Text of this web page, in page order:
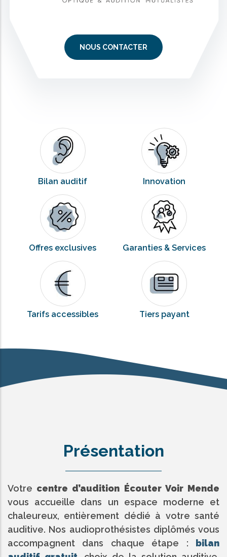
NOUS CONTACTER
Bilan auditif Innovation
Offres exclusives Garanties & Services
Tarifs accessibles Tiers payant
Présentation
Votre centre d’audition Écouter Voir Mende
vous accueille dans un espace moderne et
chaleureux, entièrement dédié à votre santé
auditive. Nos audioprothésistes diplômés vous
accompagnent dans chaque étape :
bilan